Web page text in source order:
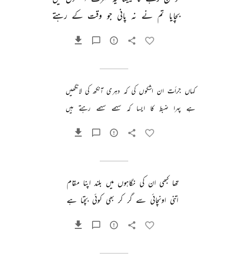
بچایا تم نے نہ پانی جو وقت کے رہتے
کہاں جرأت ان اشکوں کی کہ دہری آنکھ کی لانگھیں
ہے
پہرا ضبط کا ایسا کہ سہمے سہمے رہتے ہیں
تھا کبھی ان کی نگاہوں میں بلند اپنا مقام
اتنی اونچائی سے گر کر بھی کوئی بچتا ہے